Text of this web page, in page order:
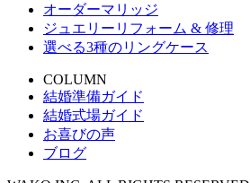
オーダーマリッジ
ジュエリーリフォーム & 修理
選べる3種のリングケース
COLUMN
結婚準備ガイド
結婚式場ガイド
お喜びの声
ブログ